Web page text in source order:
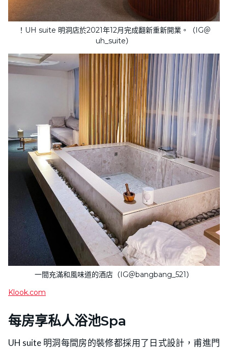
！UH suite 明洞店於2021年12月完成翻新重新開業。（IG＠
uh_suite）
一間充滿和風味道的酒店（IG＠bangbang_521）
Klook.com
每房享私人浴池Spa
UH suite 明洞每間房的裝修都採用了日式設計，甫進門